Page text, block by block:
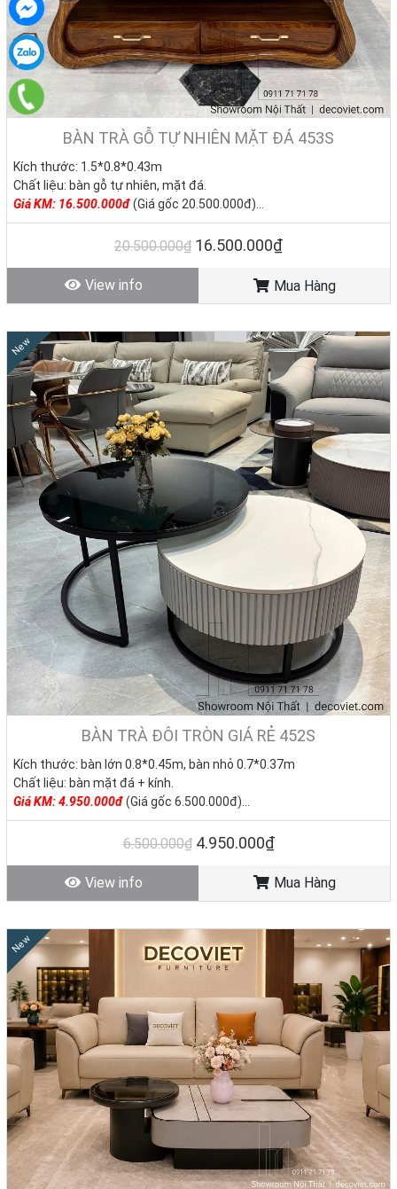
BÀN TRÀ GỖ TỰ NHIÊN MẶT ĐÁ 453S
Kích thước: 1.5*0.8*0.43m
Chất liệu: bàn gỗ tự nhiên, mặt đá.
Giá KM: 16.500.000đ(Giá gốc 20.500.000đ)
Tình trạng: Hàng mới - Còn hàng
20.500.000₫ 16.500.000₫
View info Mua Hàng
New
BÀN TRÀ ĐÔI TRÒN GIÁ RẺ 452S
Kích thước: bàn lớn 0.8*0.45m, bàn nhỏ 0.7*0.37m
Chất liệu: bàn mặt đá + kính.
Giá KM: 4.950.000đ(Giá gốc 6.500.000đ)
Tình trạng: Hàng mới - Còn hàng
6.500.000₫ 4.950.000₫
View info Mua Hàng
New